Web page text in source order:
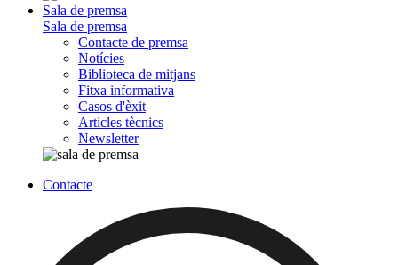
Sala de premsa
Sala de premsa
Contacte de premsa
Notícies
Biblioteca de mitjans
Fitxa informativa
Casos d'èxit
Articles tècnics
Newsletter
Contacte